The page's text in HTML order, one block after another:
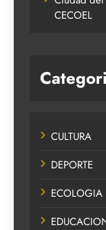
CECOEL
CULTURA
DEPORTE
ECOLOGIA